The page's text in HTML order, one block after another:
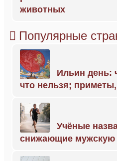
животных
Популярные
Ильин день:
что нельзя;
Учёные
снижающие мужскую